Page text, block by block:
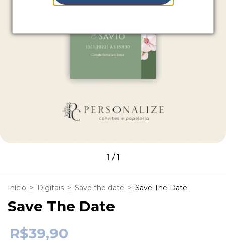
1 /1
Início > Digitais > Save the date > Save The Date
Save The Date
R$39,90